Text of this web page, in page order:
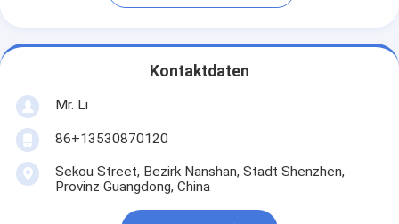
Kontaktdaten
Mr. Li
86+13530870120
Sekou Street, Bezirk Nanshan, Stadt Shenzhen,
Provinz Guangdong, China